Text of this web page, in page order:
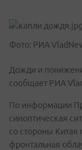
Фото: РИА
Дожди и
сообщает РИА
По информации
синоптическая
со стороны
фронтальная